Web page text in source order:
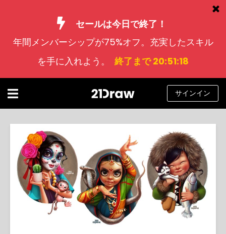
セールは今日で終了！
年間メンバーシップが75%オフ。充実したスキル
を手に入れよう。
終了まで 20:51:18
コース
ヘルプ
ブログ
私たちについて
サインイン
サインイン